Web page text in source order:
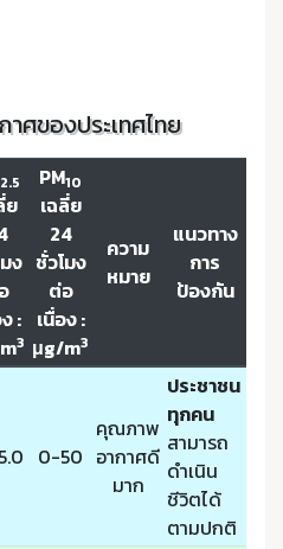
ศของประเทศไทย
2.5
ย
ง
:
3
PM10
เฉลี่ย
24
ชั่วโมง
ต่อ
เนื่อง :
μg/m3
ความ
หมาย
แนวทาง
การ
ป้องกัน
0-50
คุณภาพ
อากาศดี
มาก
ประชาชน
ทุกคน
สามารถ
ดำเนิน
ชีวิตได้
ตามปกติ